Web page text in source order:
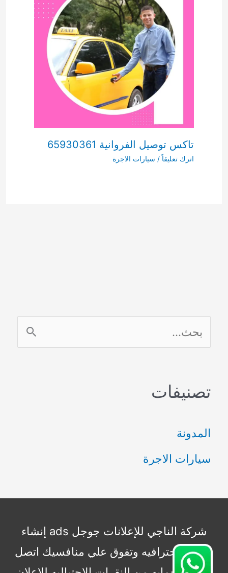
تاكس توصيل الفروانية 65930361
اترك تعليقاً / سيارات الاجرة
ل
ح
ع
ن
تصنيفات
المدونة
سيارات الاجرة
شركة الناجي للإعلانات جوجل ads إنشاء
حملات إحترافيه وتفوق علي منافسيك اتصل